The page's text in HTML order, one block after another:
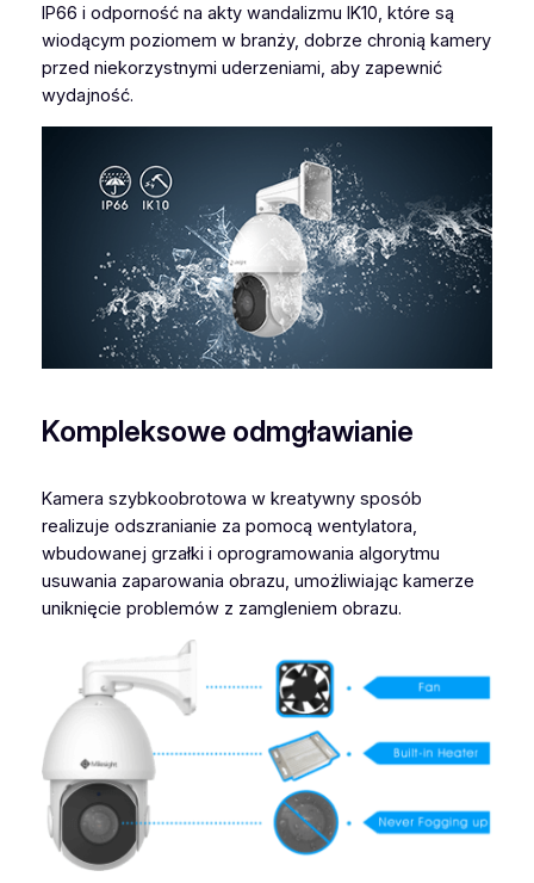
IP66 i odporność na akty wandalizmu IK10, które są
wiodącym poziomem w branży, dobrze chronią kamery
przed niekorzystnymi uderzeniami, aby zapewnić
wydajność.
Kompleksowe odmgławianie
Kamera szybkoobrotowa w kreatywny sposób
realizuje odszranianie za pomocą wentylatora,
wbudowanej grzałki i oprogramowania algorytmu
usuwania zaparowania obrazu, umożliwiając kamerze
uniknięcie problemów z zamgleniem obrazu.